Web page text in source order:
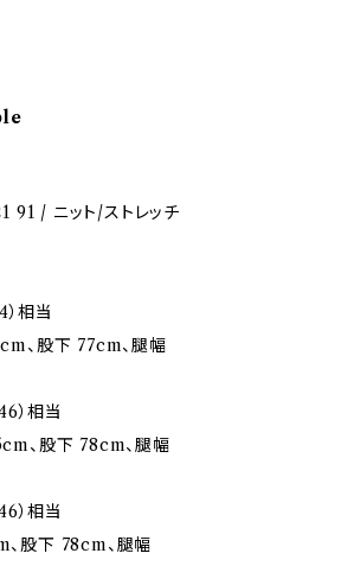
/ ニット/ストレッチ
相当
、股下 77cm、腿幅
）相当
、股下 78cm、腿幅
）相当
、股下 78cm、腿幅